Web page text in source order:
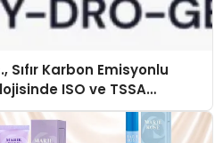
Karbon Emisyonlu
ISO ve TSSA